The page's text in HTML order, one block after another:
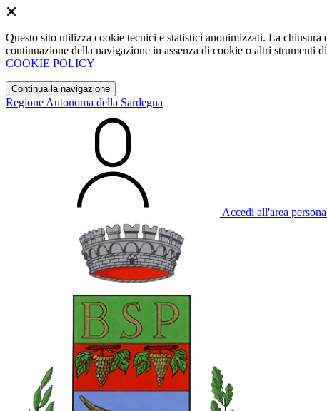
Questo sito utilizza cookie tecnici e statistici anonimizzati. La
continuazione della navigazione in assenza di cookie o altri strumenti
COOKIE POLICY
Continua la navigazione
Regione Autonoma della Sardegna
Accedi all'area